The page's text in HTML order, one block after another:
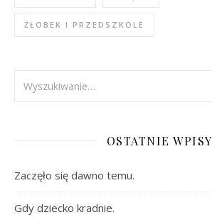
ŻŁOBEK I PRZEDSZKOLE
OSTATNIE WPISY
Zaczęło się dawno temu.
Gdy dziecko kradnie.